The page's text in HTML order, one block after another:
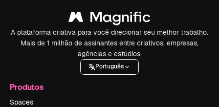
A plataforma criativa para você direcionar seu melhor trabalho.
Mais de 1 milhão de assinantes entre criativos, empresas,
agências e estúdios.
Português
Produtos
Spaces